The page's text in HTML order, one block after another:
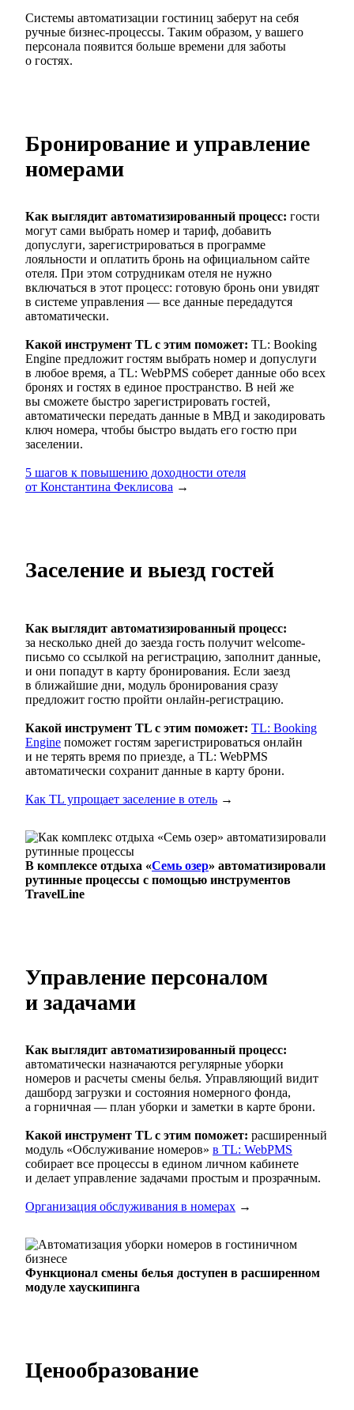
Системы автоматизации гостиниц заберут на себя
ручные бизнес-процессы. Таким образом, у вашего
персонала появится больше времени для заботы
о гостях.
Бронирование и управление
номерами
Как выглядит автоматизированный процесс: гости
могут сами выбрать номер и тариф, добавить
допуслуги, зарегистрироваться в программе
лояльности и оплатить бронь на официальном сайте
отеля. При этом сотрудникам отеля не нужно
включаться в этот процесс: готовую бронь они увидят
в системе управления — все данные передадутся
автоматически.
Какой инструмент TL с этим поможет: TL: Booking
Engine предложит гостям выбрать номер и допуслуги
в любое время, а TL: WebPMS соберет данные обо всех
бронях и гостях в единое пространство. В ней же
вы сможете быстро зарегистрировать гостей,
автоматически передать данные в МВД и закодировать
ключ номера, чтобы быстро выдать его гостю при
заселении.
5 шагов к повышению доходности отеля
от Константина Феклисова →
Заселение и выезд гостей
Как выглядит автоматизированный процесс:
за несколько дней до заезда гость получит welcome-
письмо со ссылкой на регистрацию, заполнит данные,
и они попадут в карту бронирования. Если заезд
в ближайшие дни, модуль бронирования сразу
предложит гостю пройти онлайн-регистрацию.
Какой инструмент TL с этим поможет: TL: Booking
Engine поможет гостям зарегистрироваться онлайн
и не терять время по приезде, а TL: WebPMS
автоматически сохранит данные в карту брони.
Как TL упрощает заселение в отель →
В комплексе отдыха «Семь озер» автоматизировали
рутинные процессы с помощью инструментов
TravelLine
Управление персоналом
и задачами
Как выглядит автоматизированный процесс:
автоматически назначаются регулярные уборки
номеров и расчеты смены белья. Управляющий видит
дашборд загрузки и состояния номерного фонда,
а горничная — план уборки и заметки в карте брони.
Какой инструмент TL с этим поможет: расширенный
модуль «Обслуживание номеров» в TL: WebPMS
собирает все процессы в едином личном кабинете
и делает управление задачами простым и прозрачным.
Организация обслуживания в номерах →
Функционал смены белья доступен в расширенном
модуле хаускипинга
Ценообразование